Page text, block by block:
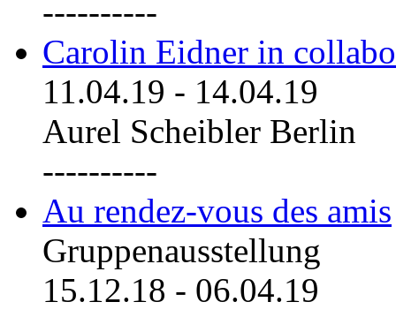
----------
Carolin Eidner in
11.04.19 - 14.04.19
Aurel Scheibler Berlin
----------
Au rendez-vous des amis
Gruppenausstellung
15.12.18 - 06.04.19